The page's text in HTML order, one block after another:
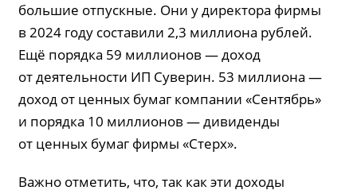
большие отпускные. Они у директора фирмы
в 2024 году составили 2,3 миллиона рублей.
Ещё порядка 59 миллионов — доход
от деятельности ИП Суверин. 53 миллиона —
доход от ценных бумаг компании «Сентябрь»
и порядка 10 миллионов — дивиденды
от ценных бумаг фирмы «Стерх».
Важно отметить, что, так как эти доходы